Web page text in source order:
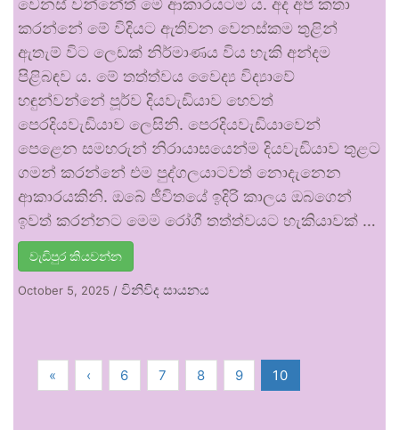
වෙනස් වන්නේත් මේ ආකාරයටම ය. අද අපි කතා
කරන්නේ මේ විදියට ඇතිවන වෙනස්කම තුළින්
ඇතැම් විට ලෙඩක් නිර්මාණය විය හැකි අන්දම
පිළිබඳව ය. මේ තත්ත්වය වෛද්‍ය විද්‍යාවේ
හඳුන්වන්නේ පූර්ව දියවැඩියාව හෙවත්
පෙරදියවැඩියාව ලෙසිනි. පෙරදියවැඩියාවෙන්
පෙළෙන සමහරුන් නිරායාසයෙන්ම දියවැඩියාව තුළට
ගමන් කරන්නේ එම පුද්ගලයාටවත් නොදැනෙන
ආකාරයකිනි. ඔබේ ජීවිතයේ ඉදිරි කාලය ඔබගෙන්
ඉවත් කරන්නට මෙම රෝගී තත්ත්වයට හැකියාවක් …
වැඩිපුර කියවන්න
October 5, 2025 / විනිවිද සායනය
« ‹ 6 7 8 9 10